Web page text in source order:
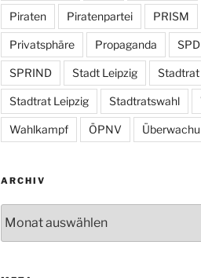
Piraten Piratenpartei PRISM
Privatsphäre Propaganda SPD
SPRIND Stadt Leipzig Stadtrat
Stadtrat Leipzig Stadtratswahl
Wahlkampf ÖPNV
ARCHIV